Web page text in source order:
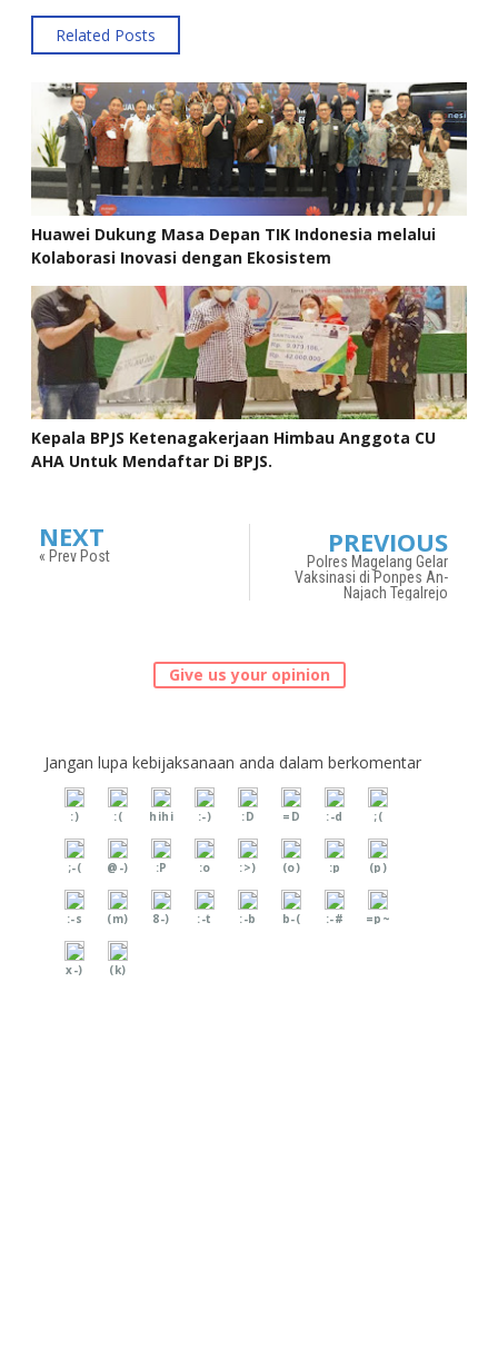
Related Posts
Huawei Dukung Masa Depan TIK Indonesia melalui
Kolaborasi Inovasi dengan Ekosistem
Kepala BPJS Ketenagakerjaan Himbau Anggota CU
AHA Untuk Mendaftar Di BPJS.
NEXT
« Prev Post PREVIOUS
Polres Magelang Gelar
Vaksinasi di Ponpes An-
Najach Tegalrejo
Give us your opinion
Jangan lupa kebijaksanaan anda dalam berkomentar
:) :( hihi :-) :D =D :-d ;(
;-( @-) :P :o :>) (o) :p (p)
:-s (m) 8-) :-t :-b b-( :-# =p~
x-) (k)